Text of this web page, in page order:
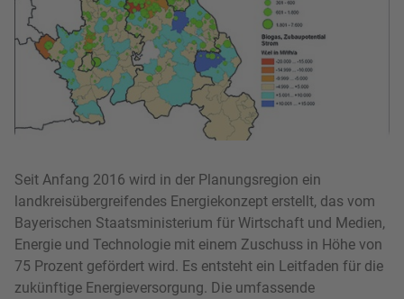
Seit Anfang 2016 wird in der Planungsregion ein
landkreisübergreifendes Energiekonzept erstellt, das vom
Bayerischen Staatsministerium für Wirtschaft und Medien,
Energie und Technologie mit einem Zuschuss in Höhe von
75 Prozent gefördert wird. Es entsteht ein Leitfaden für die
zukünftige Energieversorgung. Die umfassende